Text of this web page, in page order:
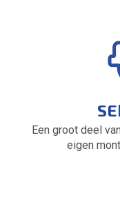
Een groot deel
eigen